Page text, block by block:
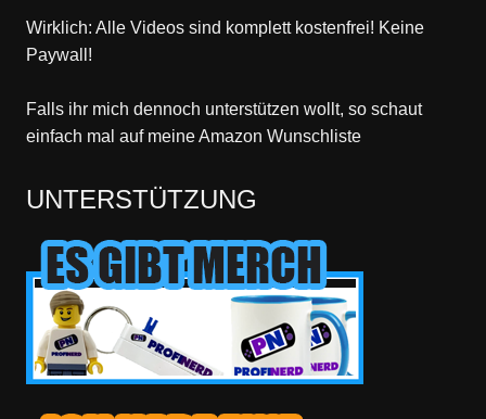
Wirklich: Alle Videos sind komplett kostenfrei! Keine
Paywall!
Falls ihr mich dennoch unterstützen wollt, so schaut
einfach mal auf meine Amazon Wunschliste
UNTERSTÜTZUNG